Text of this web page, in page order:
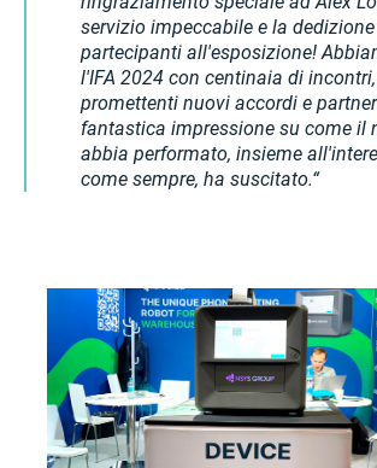
servizio impeccabile e la
partecipanti all'esposizione!
l'IFA 2024 con centinaia di
promettenti nuovi accordi e
fantastica impressione su come il
abbia performato, insieme
come sempre, ha suscitato.